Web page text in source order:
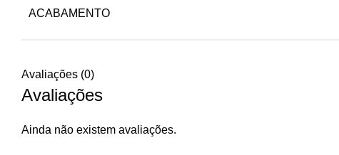
ACABAMENTO
Avaliações (0)
Avaliações
Ainda não existem avaliações.